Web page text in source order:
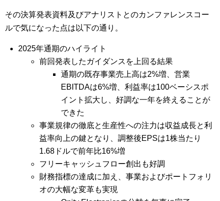
その決算発表資料及びアナリストとのカンファレンスコー
ルで気になった点は以下の通り。
2025年通期のハイライト
前回発表したガイダンスを上回る結果
通期の既存事業売上高は2%増、営業
EBITDAは6%増、利益率は100ベーシスポ
イント拡大し、好調な一年を終えることが
できた
事業規律の徹底と生産性への注力は収益成長と利
益率向上の鍵となり、調整後EPSは1株当たり
1.68ドルで前年比16%増
フリーキャッシュフロー創出も好調
財務指標の達成に加え、事業およびポートフォリ
オの大幅な変革も実現